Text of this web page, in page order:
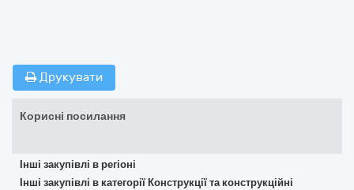
Друкувати
Корисні посилання
Інші закупівлі в регіоні
Інші закупівлі в категорії Конструкції та конструкційні